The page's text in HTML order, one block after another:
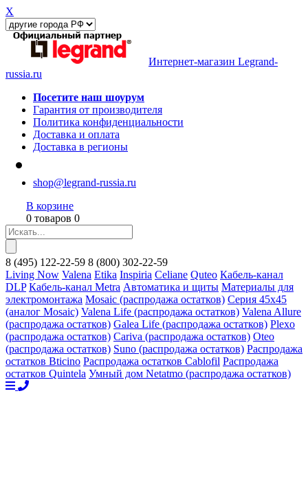
X
Интернет-магазин Legrand-
russia.ru
Посетите наш шоурум
Гарантия от производителя
Политика конфиденциальности
Доставка и оплата
Доставка в регионы
shop@legrand-russia.ru
В корзине
0 товаров 0
8 (495) 122-22-59 8 (800) 302-22-59
Living Now Valena Etika Inspiria Celiane Quteo Кабель-канал
DLP Кабель-канал Metra Автоматика и щиты Материалы для
электромонтажа Mosaic (распродажа остатков) Серия 45х45
(аналог Mosaic) Valena Life (распродажа остатков) Valena Allure
(распродажа остатков) Galea Life (распродажа остатков) Plexo
(распродажа остатков) Cariva (распродажа остатков) Oteo
(распродажа остатков) Suno (распродажа остатков) Распродажа
остатков Bticino Распродажа остатков Cablofil Распродажа
остатков Quintela Умный дом Netatmo (распродажа остатков)